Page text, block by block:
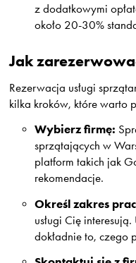
z dodatkowymi
około 20-30%
Jak
Rezerwacja usługi
kilka kroków, które warto
Wybierz firmę:
sprzątających w
platform takich jak
rekomendacje.
Określ zakres
usługi Cię
dokładnie to, czego